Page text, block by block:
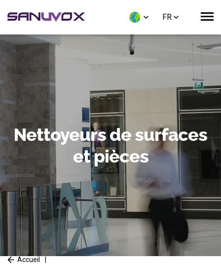
FR
Nettoyeurs de surfaces
et pièces
Accueil